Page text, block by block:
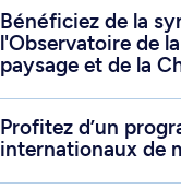
Bénéficiez de la
l'Observatoire de
paysage et de la
Profitez d’un
internationaux de